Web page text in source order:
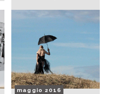
maggio 2016